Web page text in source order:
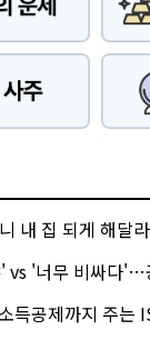
내 집 되게 해달
vs '너무 비싸다'…
득공제까지 주는